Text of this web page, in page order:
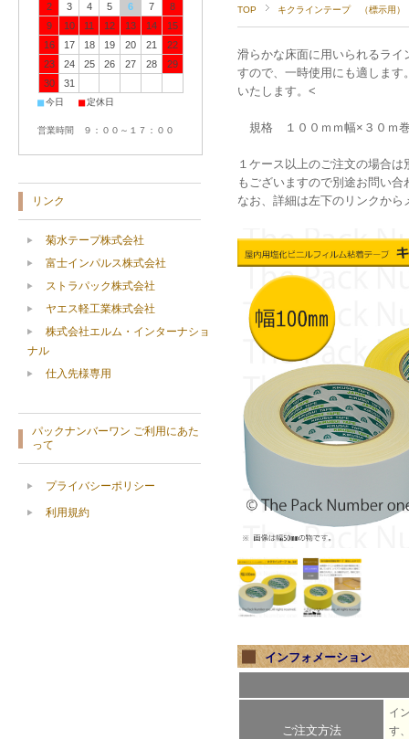
TOP キクラインテープ （標示用）
滑らかな床面に用いられるラ
すので、一時使用にも適しま
いたします。<
規格 １００ｍｍ幅×３０ｍ
１ケース以上のご注文の場合
もございますので別途お問い
なお、詳細は左下のリンクか
インフォメーション
ご注文方法
イ
す
2
3 4 5 6 7
8
9
10 11 12 13 14
15
16
17 18 19 20 21
22
23
24 25 26 27 28
29
30
31
■今日 ■定休日
営業時間 ９：００～１７：００
リンク
菊水テープ株式会社
富士インパルス株式会社
ストラパック株式会社
ヤエス軽工業株式会社
株式会社エルム・インターナショ
ナル
仕入先様専用
パックナンバーワン ご利用にあた
って
プライバシーポリシー
利用規約